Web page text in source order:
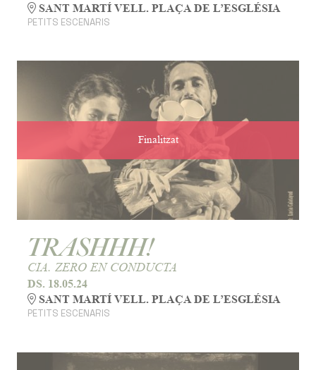
SANT MARTÍ VELL. PLAÇA DE L’ESGLÉSIA
PETITS ESCENARIS
Finalitzat
TRASHHH!
CIA. ZERO EN CONDUCTA
DS. 18.05.24
SANT MARTÍ VELL. PLAÇA DE L’ESGLÉSIA
PETITS ESCENARIS